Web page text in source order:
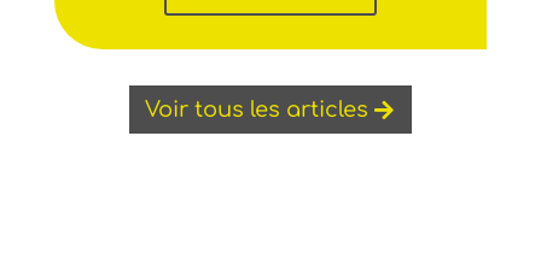
Voir tous les articles